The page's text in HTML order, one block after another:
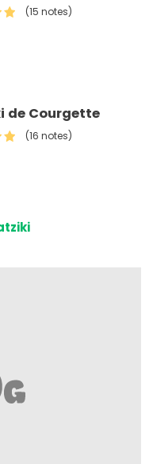
(15 notes)
de Courgette
(16 notes)